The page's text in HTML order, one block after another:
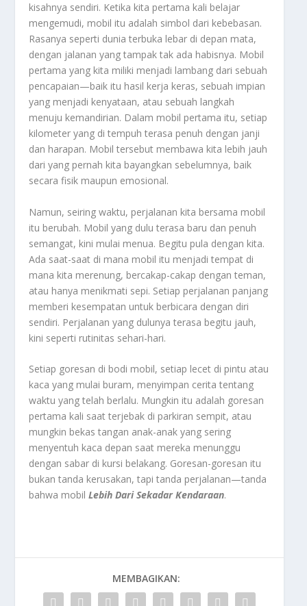
kisahnya sendiri. Ketika kita pertama kali belajar
mengemudi, mobil itu adalah simbol dari kebebasan.
Rasanya seperti dunia terbuka lebar di depan mata,
dengan jalanan yang tampak tak ada habisnya. Mobil
pertama yang kita miliki menjadi lambang dari sebuah
pencapaian—baik itu hasil kerja keras, sebuah impian
yang menjadi kenyataan, atau sebuah langkah
menuju kemandirian. Dalam mobil pertama itu, setiap
kilometer yang di tempuh terasa penuh dengan janji
dan harapan. Mobil tersebut membawa kita lebih jauh
dari yang pernah kita bayangkan sebelumnya, baik
secara fisik maupun emosional.
Namun, seiring waktu, perjalanan kita bersama mobil
itu berubah. Mobil yang dulu terasa baru dan penuh
semangat, kini mulai menua. Begitu pula dengan kita.
Ada saat-saat di mana mobil itu menjadi tempat di
mana kita merenung, bercakap-cakap dengan teman,
atau hanya menikmati sepi. Setiap perjalanan panjang
memberi kesempatan untuk berbicara dengan diri
sendiri. Perjalanan yang dulunya terasa begitu jauh,
kini seperti rutinitas sehari-hari.
Setiap goresan di bodi mobil, setiap lecet di pintu atau
kaca yang mulai buram, menyimpan cerita tentang
waktu yang telah berlalu. Mungkin itu adalah goresan
pertama kali saat terjebak di parkiran sempit, atau
mungkin bekas tangan anak-anak yang sering
menyentuh kaca depan saat mereka menunggu
dengan sabar di kursi belakang. Goresan-goresan itu
bukan tanda kerusakan, tapi tanda perjalanan—tanda
bahwa mobilLebih Dari Sekadar Kendaraan.
MEMBAGIKAN: